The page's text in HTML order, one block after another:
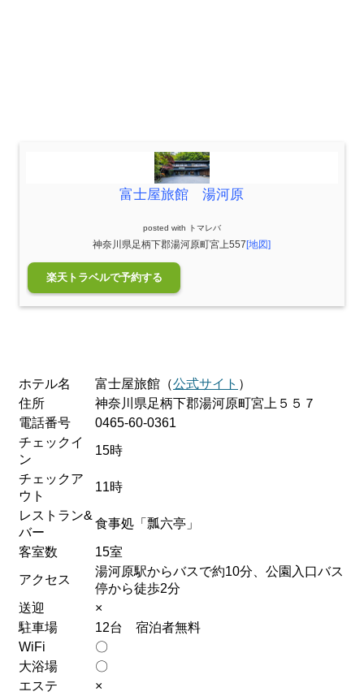
富士屋旅館 湯河原
posted with トマレバ
神奈川県足柄下郡湯河原町宮上557[地図]
楽天トラベルで予約する
ホテル名 富士屋旅館（公式サイト ）
住所
神奈川県足柄下郡湯河原町宮上５５７
電話番号
0465-60-0361
チェックイ
ン
15時
チェックア
ウト
11時
レストラン&
バー
食事処「瓢六亭」
客室数
15室
アクセス
湯河原駅からバスで約10分、公園入口バス
停から徒歩2分
送迎
×
駐車場
12台 宿泊者無料
WiFi
〇
大浴場
〇
エステ
×